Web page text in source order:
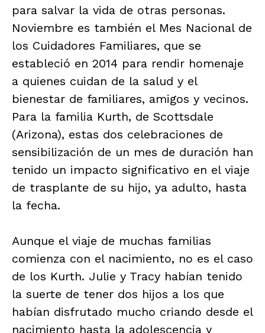
para salvar la vida de otras personas.
Noviembre es también el Mes Nacional de
los Cuidadores Familiares, que se
estableció en 2014 para rendir homenaje
a quienes cuidan de la salud y el
bienestar de familiares, amigos y vecinos.
Para la familia Kurth, de Scottsdale
(Arizona), estas dos celebraciones de
sensibilización de un mes de duración han
tenido un impacto significativo en el viaje
de trasplante de su hijo, ya adulto, hasta
la fecha.
Aunque el viaje de muchas familias
comienza con el nacimiento, no es el caso
de los Kurth. Julie y Tracy habían tenido
la suerte de tener dos hijos a los que
habían disfrutado mucho criando desde el
nacimiento hasta la adolescencia y